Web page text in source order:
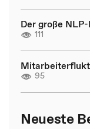
Der große
111
95
Neueste